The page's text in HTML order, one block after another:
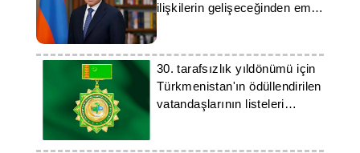
ilişkilerin gelişeceğinden emin
olduğunu ifade etti
30. tarafsızlık yıldönümü için
Türkmenistan'ın ödüllendirilen
vatandaşlarının listeleri